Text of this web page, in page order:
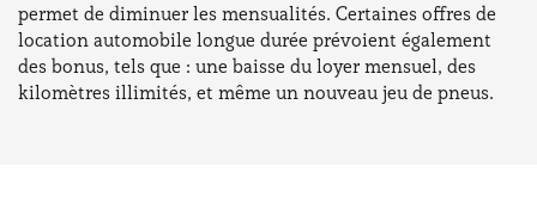
permet de diminuer les mensualités. Certaines offres de
location automobile longue durée prévoient également
des bonus, tels que : une baisse du loyer mensuel, des
kilomètres illimités, et même un nouveau jeu de pneus.